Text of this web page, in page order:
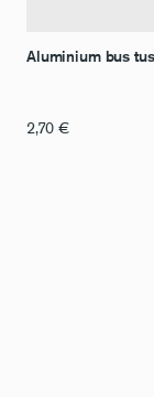
Aluminium bus
2,70 €